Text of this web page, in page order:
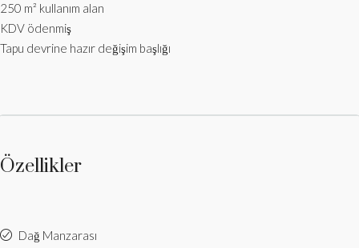
250 m² kullanım alan
‏KDV ödenmiş
‏Tapu devrine hazır değişim başlığı
Özellikler
Dağ Manzarası